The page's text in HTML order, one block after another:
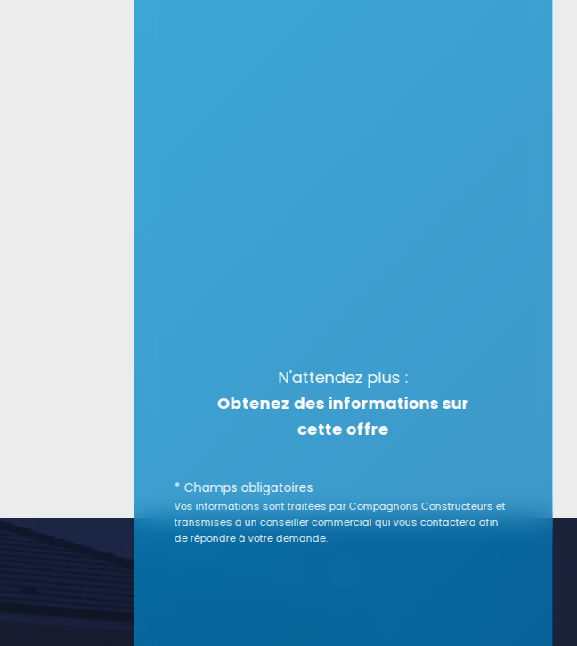
N'attendez plus :
Obtenez des informations sur
cette offre
* Champs obligatoires
Vos informations sont traitées par Compagnons Constructeurs et
transmises à un conseiller commercial qui vous contactera afin
de répondre à votre demande.